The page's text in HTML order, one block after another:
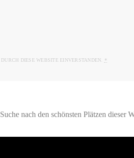
DIESE WEBSITE EINVERSTANDEN. *
nach den schönsten Plätzen dieser